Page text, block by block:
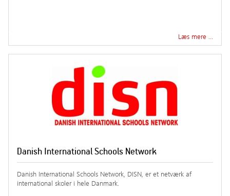
Læs mere …
Danish International Schools Network
Danish International Schools Network, DISN, er et netværk af
international skoler i hele Danmark.